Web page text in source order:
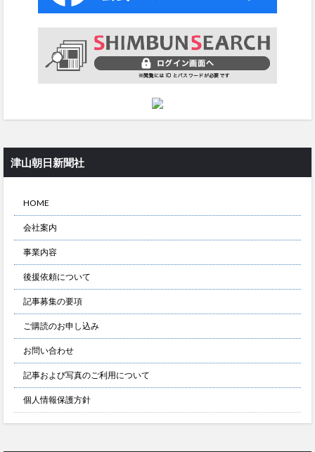
津山朝日新聞社
HOME
会社案内
事業内容
後援依頼について
記事募集の要項
ご購読のお申し込み
お問い合わせ
記事および写真のご利用について
個人情報保護方針